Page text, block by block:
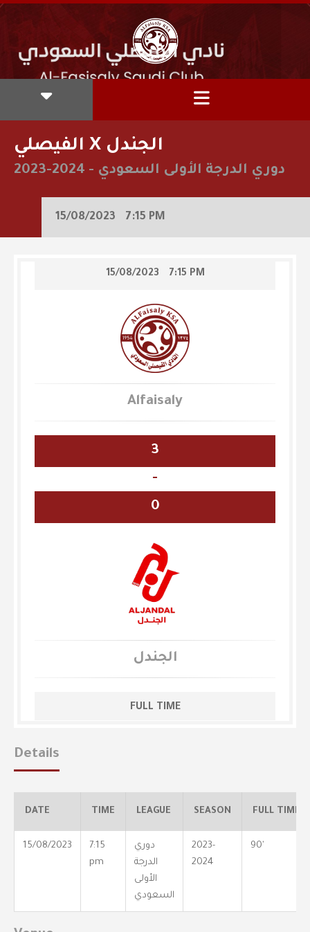
الفيصلي X الجندل
2023-2024 - دوري الدرجة الأولى السعودي
15/08/2023 7:15 PM
15/08/2023 7:15 PM
Alfaisaly
3
-
0
الجندل
FULL TIME
Details
DATE TIME LEAGUE SEASON FULL TIME
15/08/2023
7:15
pm
دوري
الدرجة
الأولى
السعودي
2023-
2024
90'